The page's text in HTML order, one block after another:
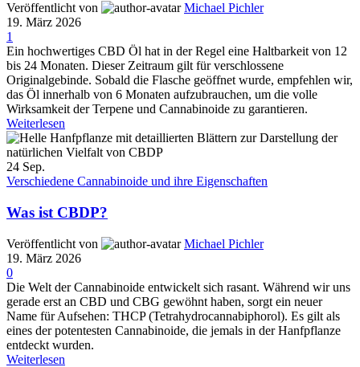
Veröffentlicht von
Michael Pichler
19. März 2026
1
Ein hochwertiges CBD Öl hat in der Regel eine Haltbarkeit von 12
bis 24 Monaten. Dieser Zeitraum gilt für verschlossene
Originalgebinde. Sobald die Flasche geöffnet wurde, empfehlen wir,
das Öl innerhalb von 6 Monaten aufzubrauchen, um die volle
Wirksamkeit der Terpene und Cannabinoide zu garantieren.
Weiterlesen
24 Sep.
Verschiedene Cannabinoide und ihre Eigenschaften
Was ist CBDP?
Veröffentlicht von
Michael Pichler
19. März 2026
0
Die Welt der Cannabinoide entwickelt sich rasant. Während wir uns
gerade erst an CBD und CBG gewöhnt haben, sorgt ein neuer
Name für Aufsehen: THCP (Tetrahydrocannabiphorol). Es gilt als
eines der potentesten Cannabinoide, die jemals in der Hanfpflanze
entdeckt wurden.
Weiterlesen